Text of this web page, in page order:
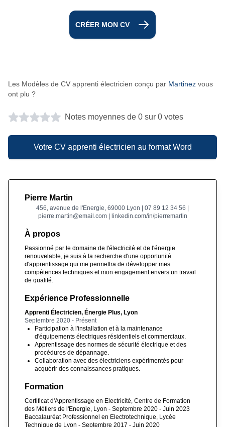
CRÉER MON CV
Les Modèles de CV apprenti électricien conçu par Martinez vous
ont plu ?
Notes moyennes de 0 sur 0 votes
Votre CV apprenti électricien au format Word
Pierre Martin
456, avenue de l'Energie, 69000 Lyon | 07 89 12 34 56 |
pierre.martin@email.com | linkedin.com/in/pierremartin
À propos
Passionné par le domaine de l'électricité et de l'énergie
renouvelable, je suis à la recherche d'une opportunité
d'apprentissage qui me permettra de développer mes
compétences techniques et mon engagement envers un travail
de qualité.
Expérience Professionnelle
Apprenti Électricien, Énergie Plus, Lyon
Septembre 2020 - Présent
Participation à l'installation et à la maintenance
d'équipements électriques résidentiels et commerciaux.
Apprentissage des normes de sécurité électrique et des
procédures de dépannage.
Collaboration avec des électriciens expérimentés pour
acquérir des connaissances pratiques.
Formation
Certificat d'Apprentissage en Electricité, Centre de Formation
des Métiers de l'Energie, Lyon - Septembre 2020 - Juin 2023
Baccalauréat Professionnel en Electrotechnique, Lycée
Technique de Lyon - Septembre 2017 - Juin 2020